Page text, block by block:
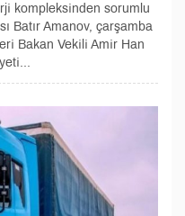
kompleksinden sorumlu
Batır Amanov, çarşamba
Bakan Vekili Amir Han